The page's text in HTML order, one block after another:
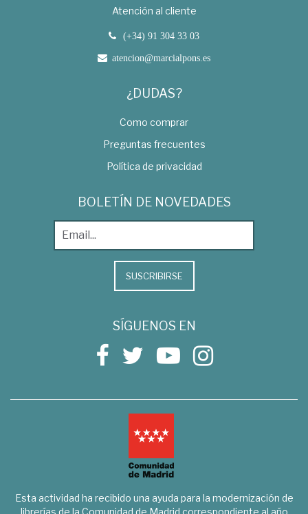
Atención al cliente
(+34) 91 304 33 03
atencion@marcialpons.es
¿DUDAS?
Como comprar
Preguntas frecuentes
Política de privacidad
BOLETÍN DE NOVEDADES
SUSCRIBIRSE
SÍGUENOS EN
Esta actividad ha recibido una ayuda para la modernización de